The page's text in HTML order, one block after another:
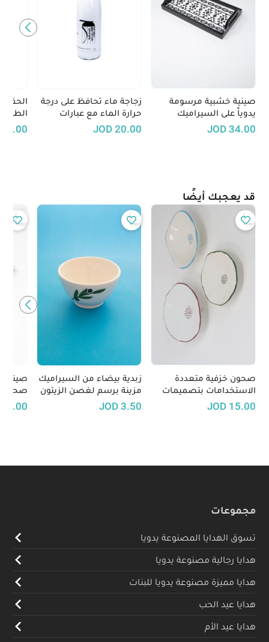
صينية خشبية مرسومة
يدوياً على السيراميك
برسومات تعكس الطابع
34.00
JOD
زجاجة ماء تحافظ على درجة
حرارة الماء مع عبارات
فلسطينية تقليدية
20.00
JOD
40.00
قد يعجبك أيضًا
صحون خزفية متعددة
الاستخدامات بتصميمات
فريدة وأنيقة
15.00
JOD
زبدية بيضاء من السيراميك
مزينة برسم لغصن الزيتون
3.50
JOD
صينية
صحون
ليمون
19.00
مجموعات
تسوق الهدايا المصنوعة يدويا
هدايا رجالية مصنوعة يدويا
هدايا مميزة مصنوعة يدويا للبنات
هدايا عيد الحب
هدايا عيد الأم